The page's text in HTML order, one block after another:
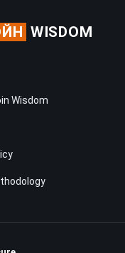
WISDOM
Wisdom